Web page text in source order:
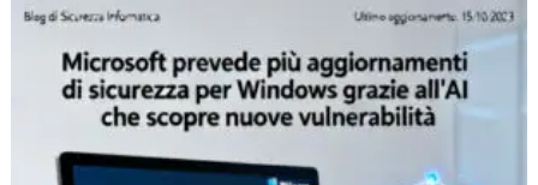
Microsoft
prevede
aggiornamenti